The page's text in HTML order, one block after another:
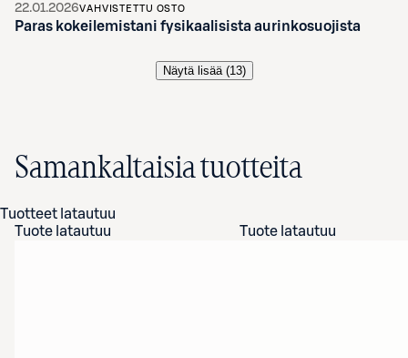
22.01.2026VAHVISTETTU OSTO
Paras kokeilemistani fysikaalisista aurinkosuojista
Näytä lisää (13)
Samankaltaisia tuotteita
Tuotteet latautuu
Tuote latautuu
Tuote latautuu